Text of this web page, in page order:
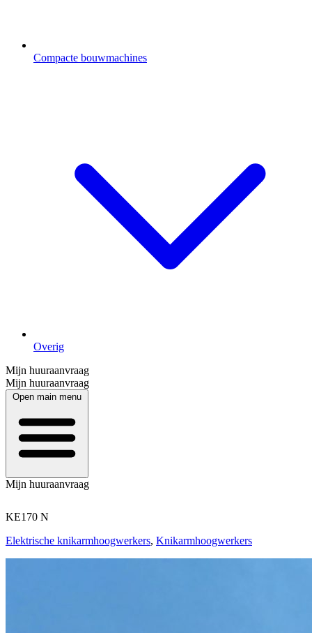
Compacte bouwmachines
Overig
Mijn huuraanvraag
Mijn huuraanvraag
Open main menu
Mijn huuraanvraag
KE170 N
Elektrische knikarmhoogwerkers, Knikarmhoogwerkers